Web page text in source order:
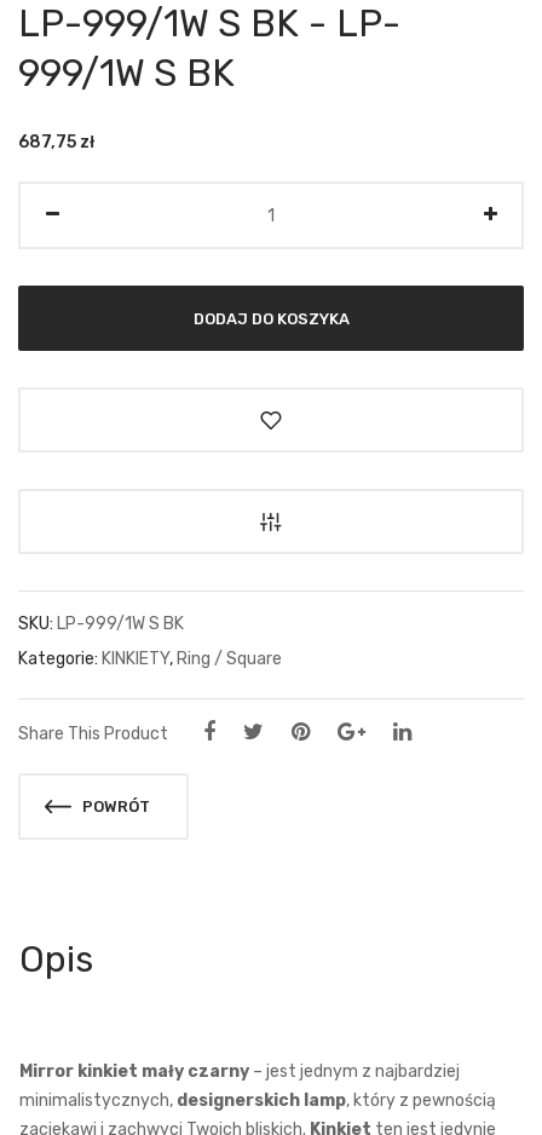
LP-999/1W S BK - LP-
999/1W S BK
687,75 zł
DODAJ DO KOSZYKA
SKU: LP-999/1W S BK
Kategorie: KINKIETY,Ring / Square
Share This Product
POWRÓT
Opis
Mirror kinkiet mały czarny – jest jednym z najbardziej
minimalistycznych, designerskich lamp, który z pewnością
zaciekawi i zachwyci Twoich bliskich. Kinkiet ten jest jedynie